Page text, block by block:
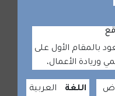
بالمقام الأول على
وريادة الأعمال،
اللغة العربية